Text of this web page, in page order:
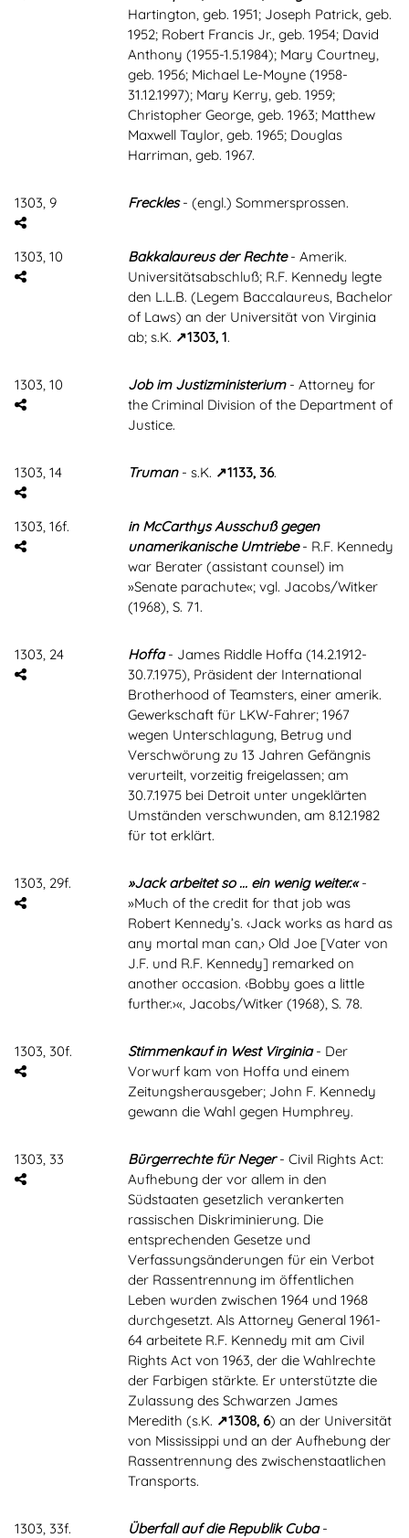
Hartington, geb. 1951; Joseph Patrick, geb.
1952; Robert Francis Jr., geb. 1954; David
Anthony (1955-1.5.1984); Mary Courtney,
geb. 1956; Michael Le-Moyne (1958-
31.12.1997); Mary Kerry, geb. 1959;
Christopher George, geb. 1963; Matthew
Maxwell Taylor, geb. 1965; Douglas
Harriman, geb. 1967.
1303, 9 Freckles- (engl.) Sommersprossen.
1303, 10 Bakkalaureus der Rechte- Amerik.
Universitätsabschluß; R.F. Kennedy legte
den L.L.B. (Legem Baccalaureus, Bachelor
of Laws) an der Universität von Virginia
ab; s.K.
1303, 1.
1303, 10 Job im Justizministerium- Attorney for
the Criminal Division of the Department of
Justice.
1303, 14 Truman- s.K. 1133, 36.
1303, 16f.
in McCarthys Ausschuß gegen
unamerikanische Umtriebe- R.F. Kennedy
war Berater (assistant counsel) im
»Senate parachute«; vgl. Jacobs/Witker
(1968), S. 71.
1303, 24 Hoffa- James Riddle Hoffa (14.2.1912-
30.7.1975), Präsident der International
Brotherhood of Teamsters, einer amerik.
Gewerkschaft für LKW-Fahrer; 1967
wegen Unterschlagung, Betrug und
Verschwörung zu 13 Jahren Gefängnis
verurteilt, vorzeitig freigelassen; am
30.7.1975 bei Detroit unter ungeklärten
Umständen verschwunden, am 8.12.1982
für tot erklärt.
1303, 29f. »Jack arbeitet so ... ein wenig weiter.«-
»Much of the credit for that job was
Robert Kennedy’s. ‹Jack works as hard as
any mortal man can,› Old Joe [Vater von
J.F. und R.F. Kennedy] remarked on
another occasion. ‹Bobby goes a little
further.›«, Jacobs/Witker (1968), S. 78.
1303, 30f. Stimmenkauf in West Virginia- Der
Vorwurf kam von Hoffa und einem
Zeitungsherausgeber; John F. Kennedy
gewann die Wahl gegen Humphrey.
1303, 33 Bürgerrechte für Neger- Civil Rights Act:
Aufhebung der vor allem in den
Südstaaten gesetzlich verankerten
rassischen Diskriminierung. Die
entsprechenden Gesetze und
Verfassungsänderungen für ein Verbot
der Rassentrennung im öffentlichen
Leben wurden zwischen 1964 und 1968
durchgesetzt. Als Attorney General 1961-
64 arbeitete R.F. Kennedy mit am Civil
Rights Act von 1963, der die Wahlrechte
der Farbigen stärkte. Er unterstützte die
Zulassung des Schwarzen James
Meredith (s.K.
1308, 6) an der Universität
von Mississippi und an der Aufhebung der
Rassentrennung des zwischenstaatlichen
Transports.
1303, 33f. Überfall auf die Republik Cuba-